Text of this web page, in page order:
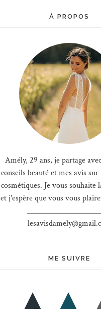
À PROPOS
Amély, 29 ans, je partage
conseils beauté et mes avis
cosmétiques. Je vous souhaite
et j'espère que vous vous
ME SUIVRE